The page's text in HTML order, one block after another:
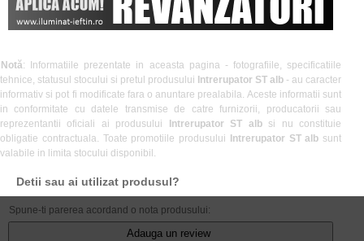
Notă: Informatiile prezentate in aceasta pagina - fotografiile, specificatiile
tehnice, statusul stocului si pretul produsului Intrerupator ST alb - au caracter
informativ si pot fi modificate fara o anuntare prealabila. Aceste informatii sunt
in conformitate cu datele transmise de catre furnizorii, producatorii sau
reprezentantii oficiali ai produsului
Intrerupator ST alb si nu constituie
obligatie contractuala. Toate promotiile produsului
Intrerupator ST alb sunt
valabile in limita stocului disponibil.
Detii sau ai utilizat produsul?
Spune-ti parerea acordand o nota produsului:
Adauga un review